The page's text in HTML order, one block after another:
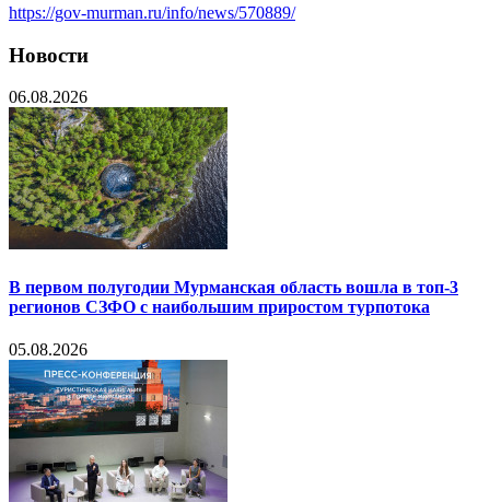
https://gov-murman.ru/info/news/570889/
Новости
06.08.2026
В первом полугодии Мурманская область вошла в топ-3
регионов СЗФО с наибольшим приростом турпотока
05.08.2026